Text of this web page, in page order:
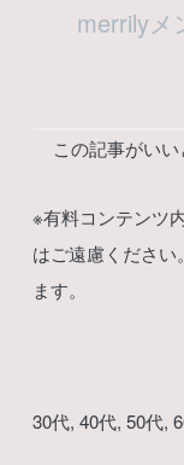
merrilyメ
この記事がい
※有料コンテンツ
はご遠慮くださ
ます。
30代, 40代, 50代,